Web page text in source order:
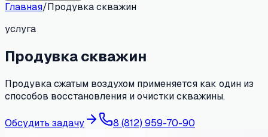
Главная/Продувка скважин
услуга
Продувка скважин
Продувка сжатым воздухом применяется как один из
способов восстановления и очистки скважины.
Обсудить задачу 8 (812) 959-70-90